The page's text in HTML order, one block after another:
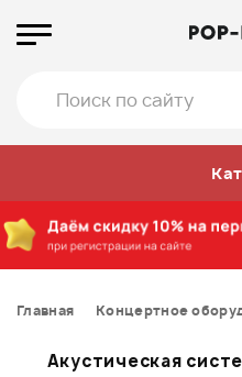
Главная Концертное
Акустическая